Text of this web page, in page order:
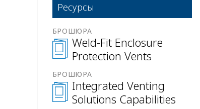
Ресурсы
БРОШЮРА
Weld-Fit Enclosure
Protection Vents
БРОШЮРА
Integrated Venting
Solutions Capabilities